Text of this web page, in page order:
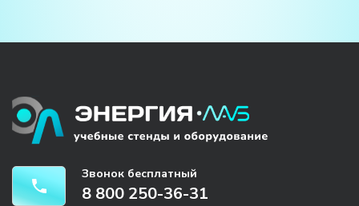
Звонок бесплатный
8 800 250-36-31